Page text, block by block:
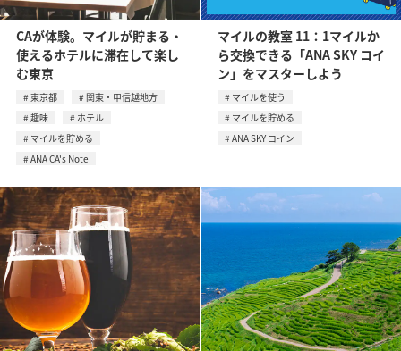
CAが体験。マイルが貯まる・
使えるホテルに滞在して楽し
む東京
東京都
関東・甲信越地方
趣味
ホテル
マイルを貯める
ANA CA's Note
マイルの教室 11：1マイルか
ら交換できる「ANA SKY コイ
ン」をマスターしよう
マイルを使う
マイルを貯める
ANA SKY コイン